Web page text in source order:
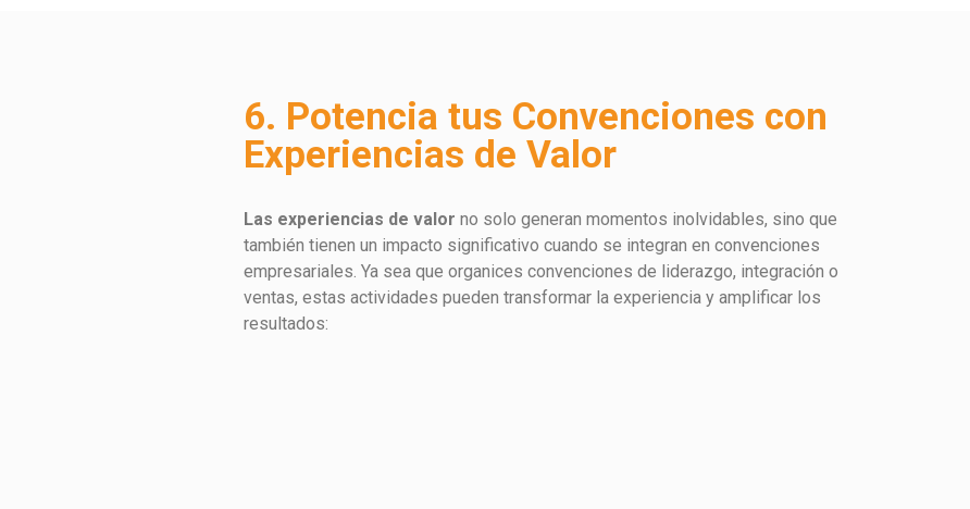
6. Potencia tus Convenciones con
Experiencias de Valor
Las experiencias de valor no solo generan momentos inolvidables, sino que
también tienen un impacto significativo cuando se integran en convenciones
empresariales. Ya sea que organices convenciones de liderazgo, integración o
ventas, estas actividades pueden transformar la experiencia y amplificar los
resultados: